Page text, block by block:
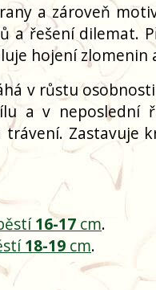
a zároveň
a řešení dilemat.
hojení zlomenin
v růstu
a v neposlední
Zastavuje
16-17 cm.
18-19 cm.